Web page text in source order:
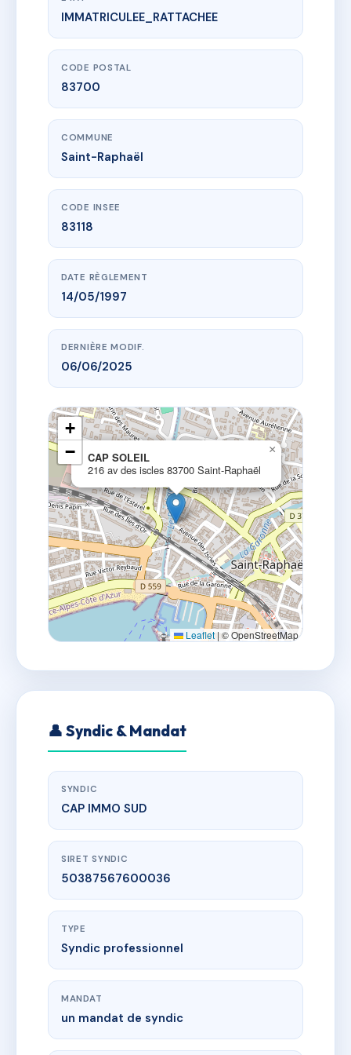
www.vme.plus/AC6815773
CAP SOLEIL
216 av des iscles83700 Saint-Raphaël
IMMATRICULEE_RATTACHEE
CODE POSTAL
83700
COMMUNE
Saint-Raphaël
CODE INSEE
83118
DATE RÈGLEMENT
14/05/1997
DERNIÈRE MODIF.
06/06/2025
CAP SOLEIL
216 av des iscles 83700 Saint-Raphaël
×
+
−
Leaflet | © OpenStreetMap
👤 Syndic & Mandat
SYNDIC
CAP IMMO SUD
SIRET SYNDIC
50387567600036
TYPE
Syndic professionnel
MANDAT
un mandat de syndic